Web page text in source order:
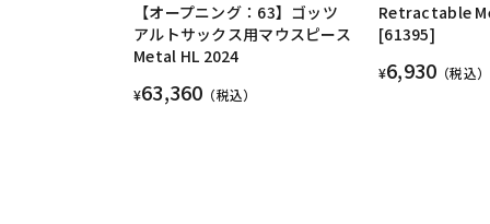
【オープニング：63】ゴッツ
アルトサックス用マウスピース
Metal HL 2024
¥63,360 （税込）
Retractable
[61395]
¥6,930 （税込）